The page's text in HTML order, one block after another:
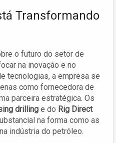
Transformando
o futuro do setor de
na inovação e no
tecnologias, a empresa se
como fornecedora de
parceira estratégica. Os
drilling e do Rig Direct
na forma como as
indústria do petróleo.